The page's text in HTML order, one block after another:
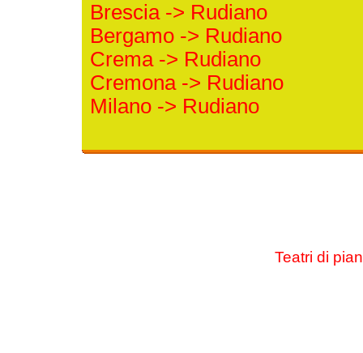
Brescia -> Rudiano
Bergamo -> Rudiano
Crema -> Rudiano
Cremona -> Rudiano
Milano -> Rudiano
Teatri di